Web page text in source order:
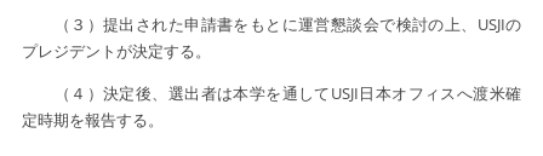
（３）提出された申請書をもとに運営懇談会で検討の上、USJIの
プレジデントが決定する。
（４）決定後、選出者は本学を通してUSJI日本オフィスへ渡米確
定時期を報告する。